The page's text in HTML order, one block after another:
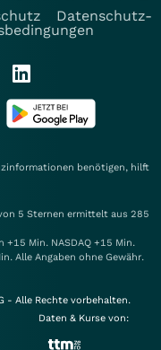
Datenschutz-
benötigen, hilft
5 Sternen ermittelt aus 285
Min. NASDAQ +15 Min.
Alle Angaben ohne Gewähr.
- Alle Rechte vorbehalten.
Daten & Kurse von: